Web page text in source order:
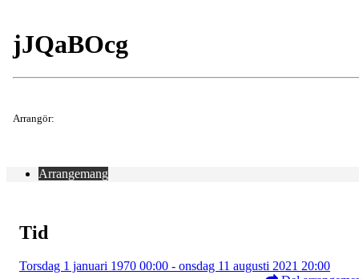
jJQaBOcg
Arrangör:
Arrangemang
Tid
Torsdag 1 januari 1970 00:00 - onsdag 11 augusti 2021 20:00